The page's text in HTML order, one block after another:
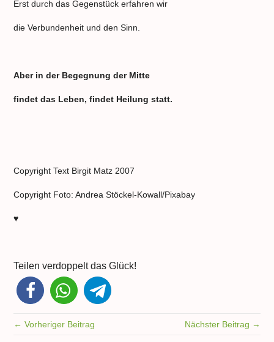
Erst durch das Gegenstück erfahren wir
die Verbundenheit und den Sinn.
Aber in der Begegnung der Mitte
findet das Leben, findet Heilung statt.
Copyright Text Birgit Matz 2007
Copyright Foto:Andrea Stöckel-Kowall/Pixabay
♥
Teilen verdoppelt das Glück!
← Vorheriger Beitrag Nächster Beitrag →